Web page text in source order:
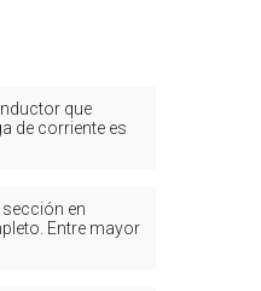
que
de corriente es
en
Entre mayor